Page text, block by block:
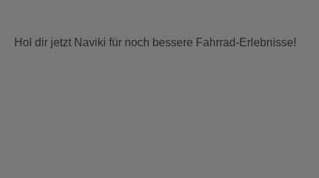
Hol dir jetzt Naviki für noch bessere Fahrrad-Erlebnisse!